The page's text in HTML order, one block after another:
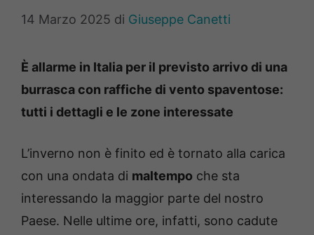
14 Marzo 2025 di Giuseppe Canetti
È allarme in Italia per il previsto arrivo di una
burrasca con raffiche di vento spaventose:
tutti i dettagli e le zone interessate
L’inverno non è finito ed è tornato alla carica
con una ondata di maltempo che sta
interessando la maggior parte del nostro
Paese. Nelle ultime ore, infatti, sono cadute